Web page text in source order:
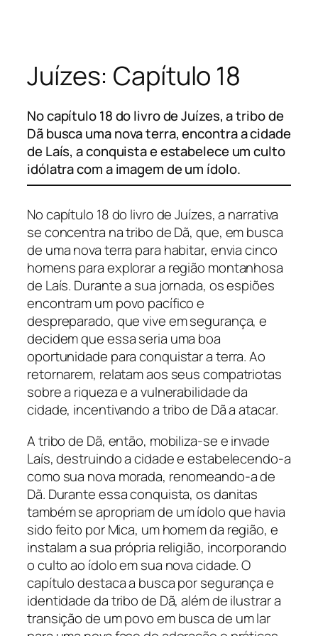
conteúdo
Juízes: Capítulo 18
No capítulo 18 do livro de Juízes, a tribo de
Dã busca uma nova terra, encontra a cidade
de Laís, a conquista e estabelece um culto
idólatra com a imagem de um ídolo.
No capítulo 18 do livro de Juízes, a narrativa
se concentra na tribo de Dã, que, em busca
de uma nova terra para habitar, envia cinco
homens para explorar a região montanhosa
de Laís. Durante a sua jornada, os espiões
encontram um povo pacífico e
despreparado, que vive em segurança, e
decidem que essa seria uma boa
oportunidade para conquistar a terra. Ao
retornarem, relatam aos seus compatriotas
sobre a riqueza e a vulnerabilidade da
cidade, incentivando a tribo de Dã a atacar.
A tribo de Dã, então, mobiliza-se e invade
Laís, destruindo a cidade e estabelecendo-a
como sua nova morada, renomeando-a de
Dã. Durante essa conquista, os danitas
também se apropriam de um ídolo que havia
sido feito por Mica, um homem da região, e
instalam a sua própria religião, incorporando
o culto ao ídolo em sua nova cidade. O
capítulo destaca a busca por segurança e
identidade da tribo de Dã, além de ilustrar a
transição de um povo em busca de um lar